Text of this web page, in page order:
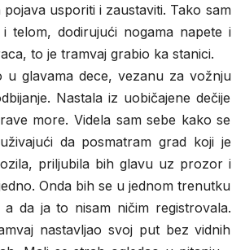
usporiti i zaustaviti. Tako sam
telom, dodirujući nogama napete i
to je tramvaj grabio ka stanici.
u glavama dece, vezanu za vožnju
Nastala iz uobičajene dečije
more. Videla sam sebe kako se
da posmatram grad koji je
priljubila bih glavu uz prozor i
Onda bih se u jednom trenutku
da ja to nisam ničim registrovala.
nastavljao svoj put bez vidnih